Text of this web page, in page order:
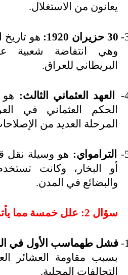
يعانون من الاستغلال.
30 حزيران 1920:
هو تاريخ
وهي انتفاضة شعبية
البريطاني للعراق.
العهد العثماني الثالث: هو
الحكم العثماني في
المرحلة العديد من
الترامواي: هو وسيلة نقل
أو البخار، وكانت
والبضائع في المدن.
سؤال 2: علل خمسة مما يأتي:
فشل طهماسب الأول في
بسبب مقاومة العشائر
التحالفات المحلية.